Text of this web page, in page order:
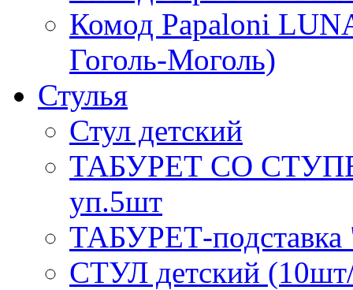
Комод Papaloni
Гоголь-Моголь)
Стулья
Стул детский
ТАБУРЕТ СО
уп.5шт
ТАБУРЕТ-
СТУЛ детский